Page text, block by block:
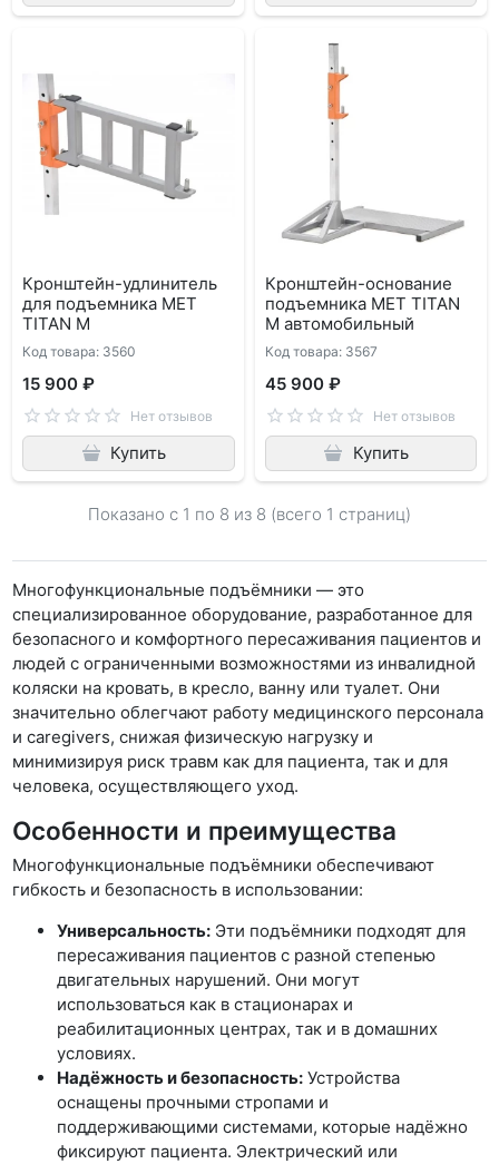
Кронштейн-удлинитель
для подъемника MET
TITAN M
Код товара: 3560
15 900 ₽
Нет отзывов
Купить
Кронштейн-основание
подъемника MET TITAN
M автомобильный
Код товара: 3567
45 900 ₽
Нет отзывов
Купить
Показано с 1 по 8 из 8 (всего 1 страниц)
Многофункциональные подъёмники — это
специализированное оборудование, разработанное для
безопасного и комфортного пересаживания пациентов и
людей с ограниченными возможностями из инвалидной
коляски на кровать, в кресло, ванну или туалет. Они
значительно облегчают работу медицинского персонала
и caregivers, снижая физическую нагрузку и
минимизируя риск травм как для пациента, так и для
человека, осуществляющего уход.
Особенности и преимущества
Многофункциональные подъёмники обеспечивают
гибкость и безопасность в использовании:
Универсальность: Эти подъёмники подходят для
пересаживания пациентов с разной степенью
двигательных нарушений. Они могут
использоваться как в стационарах и
реабилитационных центрах, так и в домашних
условиях.
Надёжность и безопасность: Устройства
оснащены прочными стропами и
поддерживающими системами, которые надёжно
фиксируют пациента. Электрический или